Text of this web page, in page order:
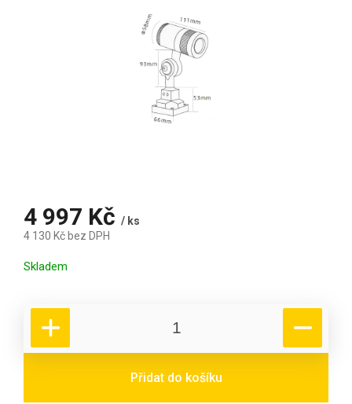
4 997 Kč / ks
4 130 Kč bez DPH
Skladem
Přidat do košíku